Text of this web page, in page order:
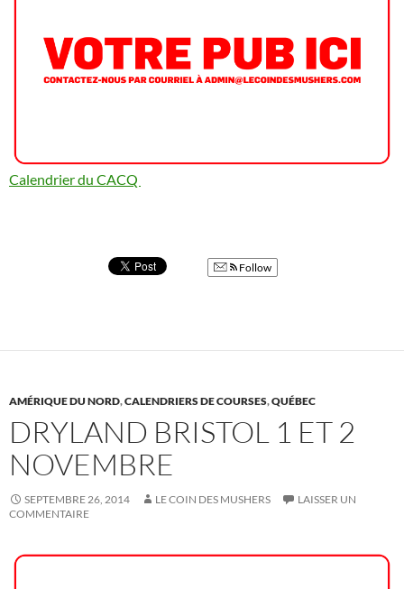
Calendrier du CACQ
Follow
AMÉRIQUE DU NORD,CALENDRIERS DE COURSES,QUÉBEC
DRYLAND BRISTOL 1 ET 2
NOVEMBRE
SEPTEMBRE 26, 2014 LE COIN DES MUSHERS
LAISSER UN
COMMENTAIRE